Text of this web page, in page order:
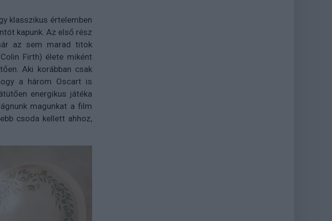
klasszikus értelemben
kapunk. Az első rész
az sem marad titok
Firth) élete miként
Aki korábban csak
a három Oscart is
energikus játéka
magunkat a film
csoda kellett ahhoz,